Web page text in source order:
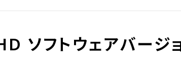
ソフトウェアバージ